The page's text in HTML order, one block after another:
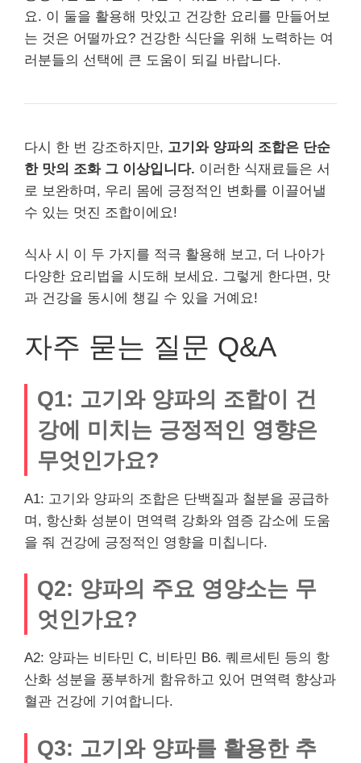
요. 이 둘을 활용해 맛있고 건강한 요리를 만들어보
는 것은 어떨까요? 건강한 식단을 위해 노력하는 여
러분들의 선택에 큰 도움이 되길 바랍니다.
다시 한 번 강조하지만, 고기와 양파의 조합은 단순
한 맛의 조화 그 이상입니다. 이러한 식재료들은 서
로 보완하며, 우리 몸에 긍정적인 변화를 이끌어낼
수 있는 멋진 조합이에요!
식사 시 이 두 가지를 적극 활용해 보고, 더 나아가
다양한 요리법을 시도해 보세요. 그렇게 한다면, 맛
과 건강을 동시에 챙길 수 있을 거예요!
자주 묻는 질문 Q&A
Q1: 고기와 양파의 조합이 건
강에 미치는 긍정적인 영향은
무엇인가요?
A1: 고기와 양파의 조합은 단백질과 철분을 공급하
며, 항산화 성분이 면역력 강화와 염증 감소에 도움
을 줘 건강에 긍정적인 영향을 미칩니다.
Q2: 양파의 주요 영양소는 무
엇인가요?
A2: 양파는 비타민 C, 비타민 B6. 퀘르세틴 등의 항
산화 성분을 풍부하게 함유하고 있어 면역력 향상과
혈관 건강에 기여합니다.
Q3: 고기와 양파를 활용한 추